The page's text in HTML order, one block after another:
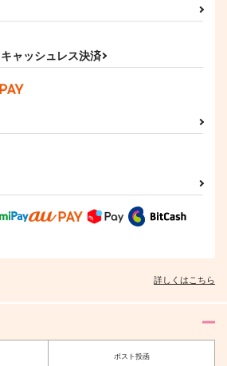
log2
作品詳細
キャッシュレス決済
詳しくはこちら
ポスト投函